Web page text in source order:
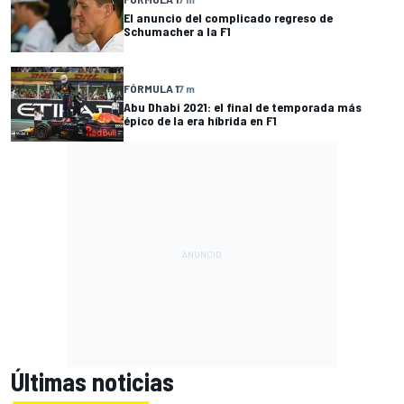
El anuncio del complicado regreso de
Schumacher a la F1
FÓRMULA 17 m
Abu Dhabi 2021: el final de temporada más
épico de la era híbrida en F1
Últimas noticias